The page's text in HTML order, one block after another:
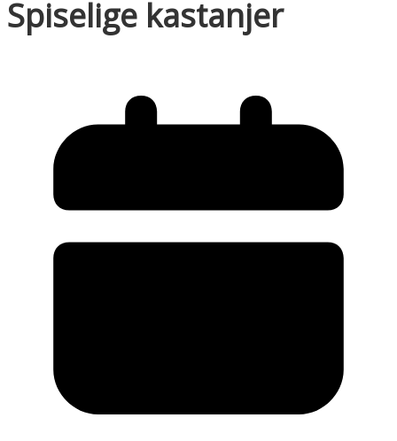
Spiselige kastanjer